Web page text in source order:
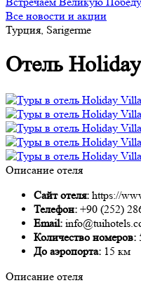
Все новости и акции
Турция, Sarigerme
Отель
Описание отеля
Сайт отеля: https://
Телефон: +90 (252)
Email:
Количество номеров:
До аэропорта: 15 км
Описание отеля